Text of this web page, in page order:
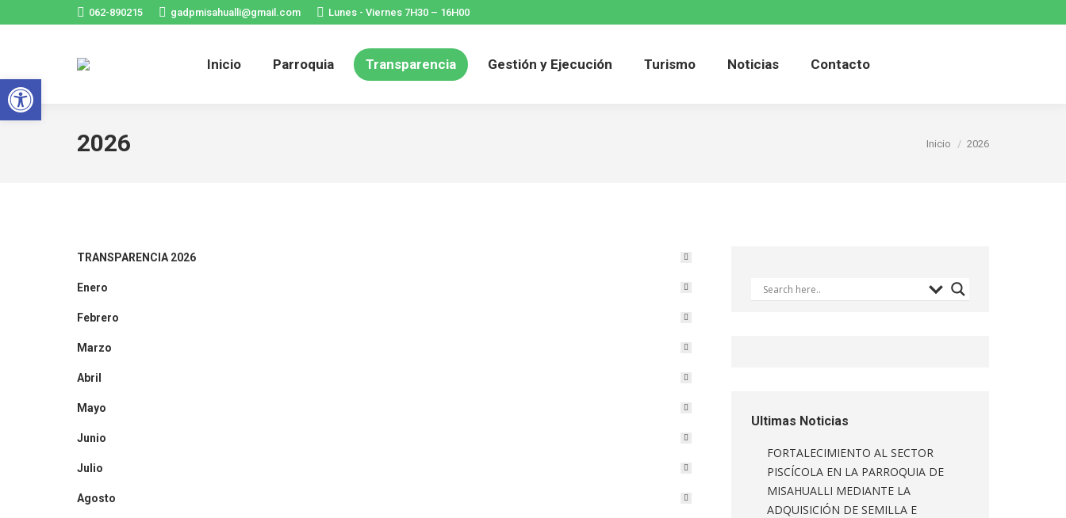
062-890215 gadpmisahualli@gmail.com Lunes - Viernes 7H30 – 16H00
Inicio Parroquia Transparencia Gestión y Ejecución Turismo Noticias Contacto
2026 Estás aquí:
Inicio 2026
TRANSPARENCIA 2026
Enero
Febrero
Marzo
Abril
Mayo
Junio
Julio
Agosto
Ultimas Noticias
FORTALECIMIENTO AL SECTOR
PISCÍCOLA EN LA PARROQUIA DE
MISAHUALLI MEDIANTE LA
ADQUISICIÓN DE SEMILLA E
Abrir barra de herramientas
Inicio Parroquia Transparencia Gestión y Ejecución Turismo Noticias
Contacto